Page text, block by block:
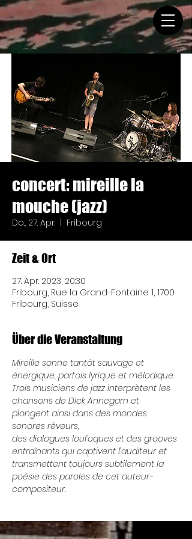
concert: mireille la
mouche (jazz)
Do., 27. Apr. Fribourg
Zeit & Ort
27. Apr. 2023, 20:30
Fribourg, Rue la Grand-Fontaine 1, 1700
Fribourg, Suisse
Über die Veranstaltung
Mireille sonne tantôt sauvage et
énergique, parfois lyrique et mélodique.
Trois musiciens de jazz interprètent les
chansons de Dick Annegarn et
plongent ainsi dans des mondes
sonores rêveurs,
des dialogues loufoques et des grooves
entraînants qui captivent l'auditeur et
transmettent toujours subtilement la
poésie des paroles de cet auteur-
compositeur.